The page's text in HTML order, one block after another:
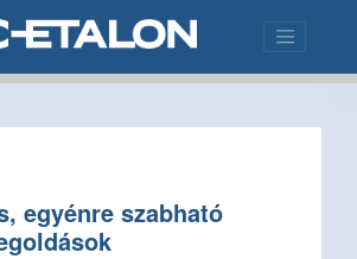
egyénre szabható